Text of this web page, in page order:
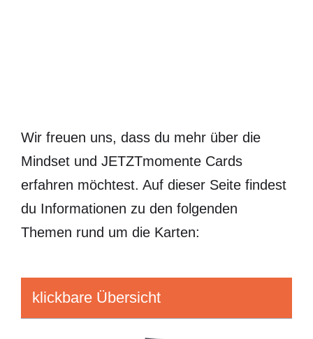
Wir freuen uns, dass du mehr über die
Mindset und JETZTmomente Cards
erfahren möchtest. Auf dieser Seite findest
du Informationen zu den folgenden
Themen rund um die Karten:
klickbare Übersicht